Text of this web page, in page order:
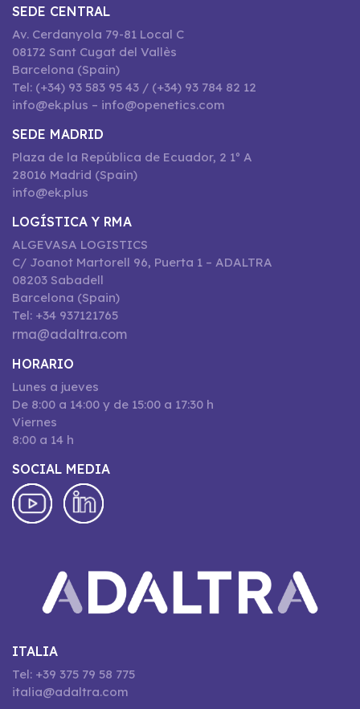
SEDE CENTRAL
Av. Cerdanyola 79-81 Local C
08172 Sant Cugat del Vallès
Barcelona (Spain)
Tel: (+34) 93 583 95 43 / (+34) 93 784 82 12
info@ek.plus – info@openetics.com
SEDE MADRID
Plaza de la República de Ecuador, 2 1º A
28016 Madrid (Spain)
info@ek.plus
LOGÍSTICA Y RMA
ALGEVASA LOGISTICS
C/ Joanot Martorell 96, Puerta 1 – ADALTRA
08203 Sabadell
Barcelona (Spain)
Tel: +34 937121765
rma@adaltra.com
HORARIO
Lunes a jueves
De 8:00 a 14:00 y de 15:00 a 17:30 h
Viernes
8:00 a 14 h
SOCIAL MEDIA
ITALIA
Tel: +39 375 79 58 775
italia@adaltra.com